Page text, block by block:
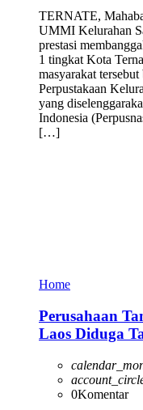
TERNATE,
UMMI Kelurahan
prestasi
1 tingkat Kota
masyarakat
Perpustakaan
yang
Indonesia
[…]
Home
Perusahaan
Laos Diduga
0Komentar